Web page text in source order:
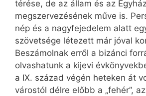
térése, de az állam és az
megszervezésének műve is.
nép és a nagyfejedelem alatt
szövetsége létezett már jóval
Beszámolnak erről a bizánci
olvashatunk a kijevi
a IX. század végén heteken át
várostól délre előbb a „fehér”,